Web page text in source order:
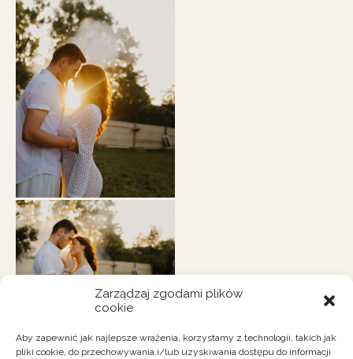
Zarządzaj zgodami plików
cookie
Aby zapewnić jak najlepsze wrażenia, korzystamy z technologii, takich jak
pliki cookie, do przechowywania i/lub uzyskiwania dostępu do informacji